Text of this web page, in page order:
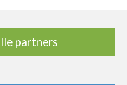
partners